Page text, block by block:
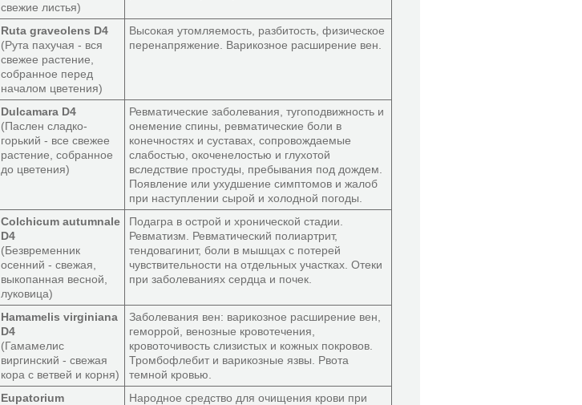
свежие листья)
Ruta graveolens D4
(Рута пахучая - вся
свежее растение,
собранное перед
началом цветения)
Высокая утомляемость, разбитость, физическое
перенапряжение. Варикозное расширение вен.
Dulcamara D4
(Паслен сладко-
горький - все свежее
растение, собранное
до цветения)
Ревматические заболевания, тугоподвижность и
онемение спины, ревматические боли в
конечностях и суставах, сопровождаемые
слабостью, окоченелостью и глухотой
вследствие простуды, пребывания под дождем.
Появление или ухудшение симптомов и жалоб
при наступлении сырой и холодной погоды.
Colchicum autumnale
D4
(Безвременник
осенний - свежая,
выкопанная весной,
луковица)
Подагра в острой и хронической стадии.
Ревматизм. Ревматический полиартрит,
тендовагинит, боли в мышцах с потерей
чувствительности на отдельных участках. Отеки
при заболеваниях сердца и почек.
Hamamelis virginiana
D4
(Гамамелис
виргинский - свежая
кора с ветвей и корня)
Заболевания вен: варикозное расширение вен,
геморрой, венозные кровотечения,
кровоточивость слизистых и кожных покровов.
Тромбофлебит и варикозные язвы. Рвота
темной кровью.
Eupatorium
Народное средство для очищения крови при